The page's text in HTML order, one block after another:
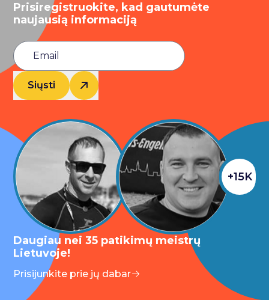
Prisiregistruokite, kad gautumėte
naujausią informaciją
Siųsti
+15K
Daugiau nei 35 patikimų meistrų
Lietuvoje!
Prisijunkite prie jų dabar